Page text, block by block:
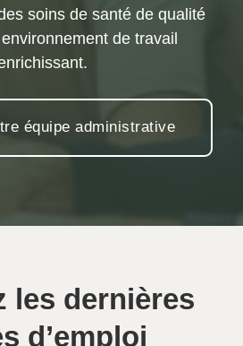
soins de santé de qualité
de travail
équipe administrative
les dernières
d’emploi